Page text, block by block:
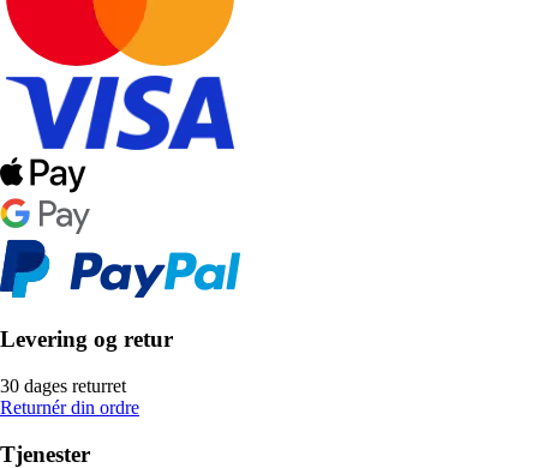
Levering og retur
30 dages returret
Returnér din ordre
Tjenester